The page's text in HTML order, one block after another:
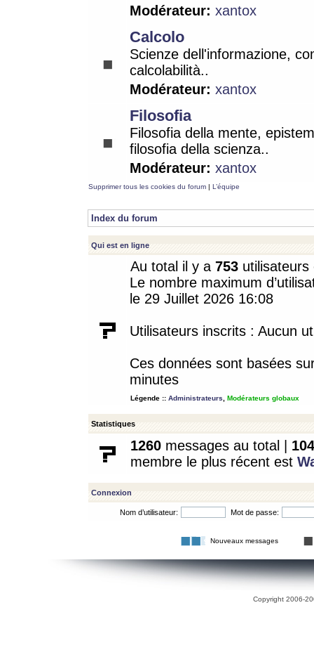
Modérateur: xantox
Calcolo
Scienze dell'informazione,
calcolabilità..
Modérateur: xantox
Filosofia
Filosofia della mente,
filosofia della scienza..
Modérateur: xantox
Supprimer tous les cookies du forum | L’équipe
Index du forum
Qui est en ligne
Au total il y a 753
Le nombre maximum
le 29 Juillet 2026 16:08
Utilisateurs inscrits : Aucun
Ces données sont basées
minutes
Légende :: Administrateurs Modérateurs globaux
Statistiques
1260 messages au total | 104
membre le plus récent est
Connexion
Nom d’utilisateur: Mot de passe:
Nouveaux messages
Copyright 2006-